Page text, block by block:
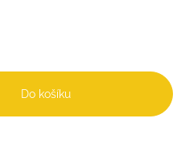
Do košíku